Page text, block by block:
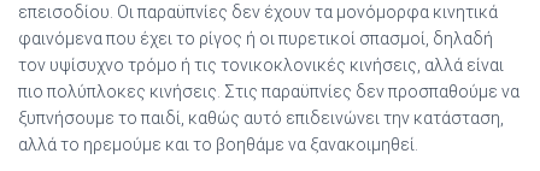
επεισοδίου. Οι παραϋπνίες δεν έχουν τα μονόμορφα κινητικά
φαινόμενα που έχει το ρίγος ή οι πυρετικοί σπασμοί, δηλαδή
τον υψίσυχνο τρόμο ή τις τονικοκλονικές κινήσεις, αλλά είναι
πιο πολύπλοκες κινήσεις. Στις παραϋπνίες δεν προσπαθούμε να
ξυπνήσουμε το παιδί, καθώς αυτό επιδεινώνει την κατάσταση,
αλλά το ηρεμούμε και το βοηθάμε να ξανακοιμηθεί.